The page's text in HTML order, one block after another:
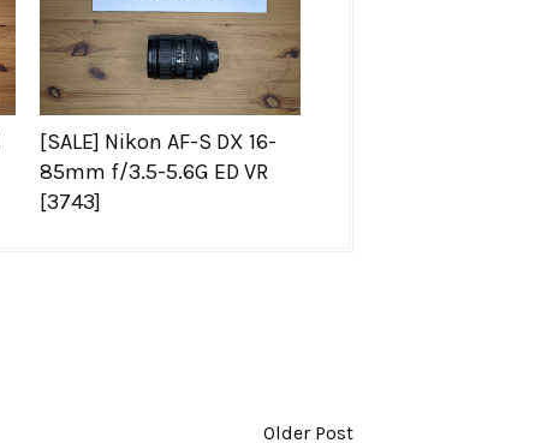
[SALE] Nikon AF-S DX 16-
85mm f/3.5-5.6G ED VR
[3743]
Older Post